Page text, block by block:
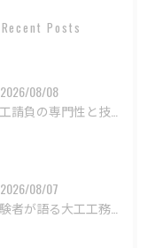
Recent Posts
2026/08/08
2026/08/07